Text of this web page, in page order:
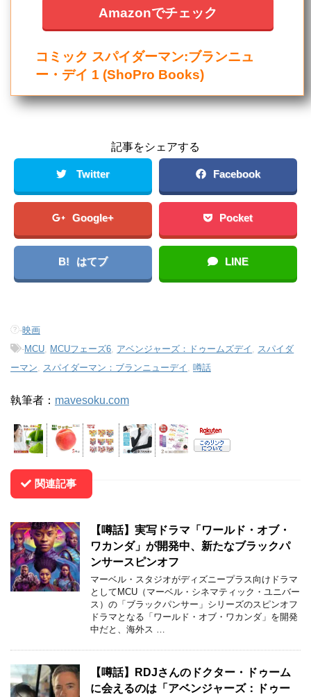
Amazonでチェック
コミック スパイダーマン:ブランニュ
ー・デイ 1 (ShoPro Books)
記事をシェアする
Twitter Facebook
Google+ Pocket
B! はてブ LINE
-映画
-MCU MCUフェーズ6 アベンジャーズ：ドゥームズデイ スパイダ
ーマン スパイダーマン：ブランニューデイ 噂話
執筆者： mavesoku.com
関連記事
【噂話】実写ドラマ「ワールド・オブ・
ワカンダ」が開発中、新たなブラックパ
ンサースピンオフ
マーベル・スタジオがディズニープラス向けドラマ
としてMCU（マーベル・シネマティック・ユニバー
ス）の「ブラックパンサー」シリーズのスピンオフ
ドラマとなる「ワールド・オブ・ワカンダ」を開発
中だと、海外ス …
【噂話】RDJさんのドクター・ドゥーム
に会えるのは「アベンジャーズ：ドゥー